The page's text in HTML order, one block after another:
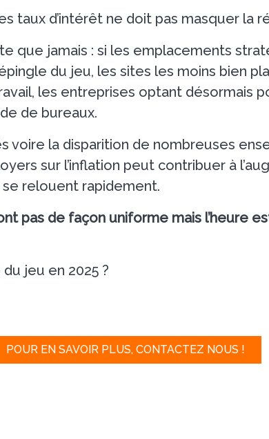
taux d’intérêt ne doit pas masquer la
que jamais : si les emplacements
du jeu, les sites les moins bien
les entreprises optant désormais
de bureaux.
voire la disparition de nombreuses
sur l’inflation peut contribuer à
se relouent rapidement.
pas de façon uniforme mais l’heure
jeu en 2025 ?
POUR EN SAVOIR PLUS, CONTACTEZ NOUS !